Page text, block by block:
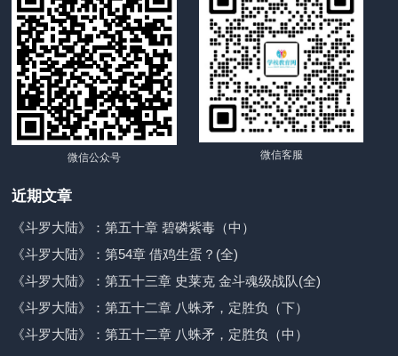
微信公众号 微信客服
近期文章
《斗罗大陆》：第五十章 碧磷紫毒（中）
《斗罗大陆》：第54章 借鸡生蛋？(全)
《斗罗大陆》：第五十三章 史莱克 金斗魂级战队(全)
《斗罗大陆》：第五十二章 八蛛矛，定胜负（下）
《斗罗大陆》：第五十二章 八蛛矛，定胜负（中）